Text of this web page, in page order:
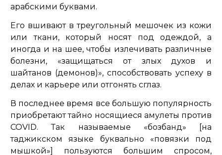
арабскими буквами.
Его вшивают в треугольный мешочек из кожи
или ткани, который носят под одеждой, а
иногда и на шее, чтобы излечивать различные
болезни, «защищаться от злых духов и
шайтанов (демонов)», способствовать успеху в
делах и карьере или отгонять сглаз.
В последнее время все большую популярность
приобретают тайно носящиеся амулеты против
COVID. Так называемые «бозбанд» [на
таджикском языке буквально «повязки под
мышкой»] пользуются большим спросом,